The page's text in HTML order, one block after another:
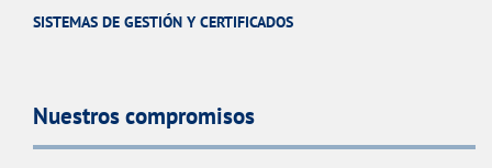
SISTEMAS DE GESTIÓN Y CERTIFICADOS
Nuestros compromisos